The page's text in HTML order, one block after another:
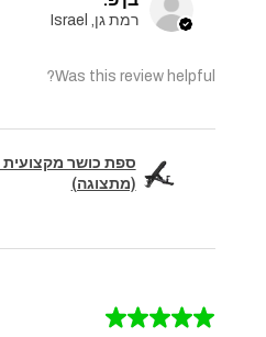
רמת גן, Israel
Was this review helpful?
(מתצוגה)
★
★
★
★
★